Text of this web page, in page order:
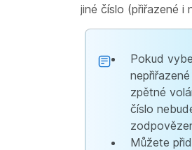
jiné číslo (přiřazené i
Pokud
zpětné
číslo
Můžete